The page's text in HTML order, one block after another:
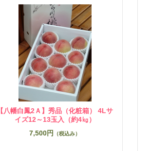
【八幡白鳳2Ａ】秀品（化粧箱） 4Lサ
イズ12～13玉入（約4㎏）
7,500円
（税込み）